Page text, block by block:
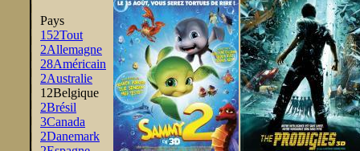
Pays
152Tout
2Allemagne
28Américain
2Australie
12Belgique
2Brésil
3Canada
2Danemark